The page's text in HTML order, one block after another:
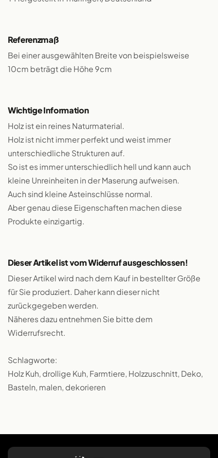
Referenzmaß
Bei einer ausgewählten Breite von beispielsweise
10cm beträgt die Höhe 9cm
Wichtige Information
Holz ist ein reines Naturmaterial.
Holz ist nicht immer perfekt und weist immer
unterschiedliche Strukturen auf.
So ist es immer unterschiedlich hell und kann auch
kleine Unreinheiten in der Maserung aufweisen.
Auch sind kleine Asteinschlüsse normal.
Aber genau diese Eigenschaften machen diese
Produkte einzigartig.
Dieser Artikel ist vom Widerruf ausgeschlossen!
Dieser Artikel wird nach dem Kauf in bestellter Größe
für Sie produziert. Daher kann dieser nicht
zurückgegeben werden.
Näheres dazu entnehmen Sie bitte dem
Widerrufsrecht.
Schlagworte:
Holz Kuh, drollige Kuh, Farmtiere, Holzzuschnitt, Deko,
Basteln, malen, dekorieren